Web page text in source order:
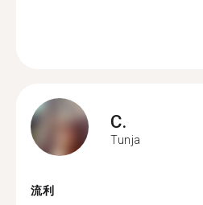
C.
Tunja
流利